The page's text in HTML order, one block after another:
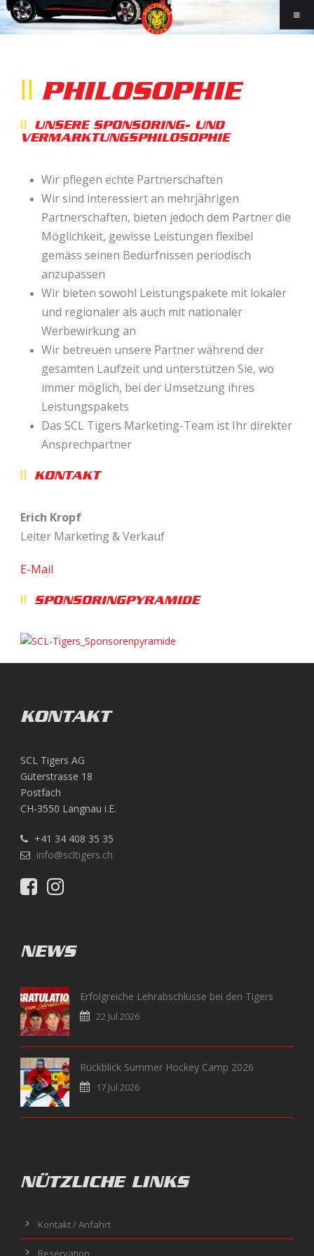
PHILOSOPHIE
UNSERE SPONSORING- UND
VERMARKTUNGSPHILOSOPHIE
Wir pflegen echte Partnerschaften
Wir sind interessiert an mehrjährigen
Partnerschaften, bieten jedoch dem Partner die
Möglichkeit, gewisse Leistungen flexibel
gemäss seinen Bedürfnissen periodisch
anzupassen
Wir bieten sowohl Leistungspakete mit lokaler
und regionaler als auch mit nationaler
Werbewirkung an
Wir betreuen unsere Partner während der
gesamten Laufzeit und unterstützen Sie, wo
immer möglich, bei der Umsetzung ihres
Leistungspakets
Das SCL Tigers Marketing-Team ist Ihr direkter
Ansprechpartner
KONTAKT
Erich Kropf
Leiter Marketing & Verkauf
E-Mail
SPONSORINGPYRAMIDE
KONTAKT
SCL Tigers AG
Güterstrasse 18
Postfach
CH-3550 Langnau i.E.
+41 34 408 35 35
info@scltigers.ch
NEWS
Erfolgreiche Lehrabschlüsse bei den Tigers
22 Jul 2026
Rückblick Summer Hockey Camp 2026
17 Jul 2026
NÜTZLICHE LINKS
Kontakt / Anfahrt
Reservation